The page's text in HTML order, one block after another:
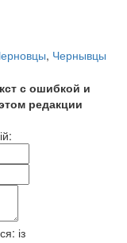
, Чернывцы
с ошибкой и
редакции
із